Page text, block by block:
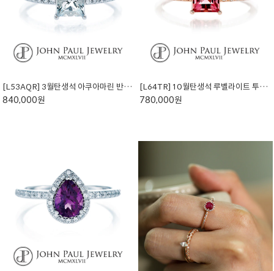
[L53AQR] 3월탄생석 아쿠아마린 반지 (천연석)
840,000원
[L64TR] 10월탄생석 루벨라이트 투어멀린 반지 (천연석)
780,000원